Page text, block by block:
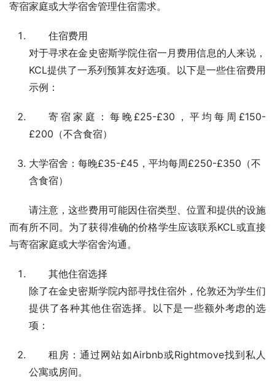
寄宿家庭或大学宿舍管理住宿需求。
住宿费用
对于寻求在金史密斯学院住宿一月费用信息的人来说，
KCL提供了一系列预算友好选项。以下是一些住宿费用
示例：
寄宿家庭：每晚£25-£30，平均每周£150-
£200（不含食宿）
大学宿舍：每晚£35-£45，平均每周£250-£350（不
含食宿）
请注意，这些费用可能因住宿类型、位置和提供的设施
而有所不同。为了获得准确的价格学生应该联系KCL或直接
与寄宿家庭或大学宿舍沟通。
其他住宿选择
除了在金史密斯学院内部寻找住宿外，伦敦还为学生们
提供了各种其他住宿选择。以下是一些额外考虑的选
项：
租房：通过网站如Airbnb或Rightmove找到私人
公寓或房间。